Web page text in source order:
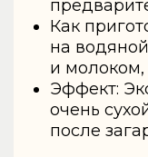
Как
на
и молоком,
Эффект:
очень
после